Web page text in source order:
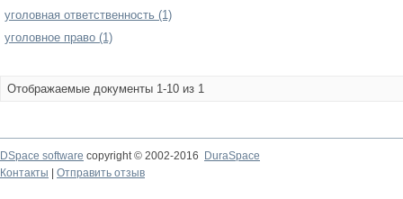
уголовная ответственность (1)
уголовное право (1)
Отображаемые документы 1-10 из 1
DSpace software copyright © 2002-2016
DuraSpace
Контакты
Отправить отзыв